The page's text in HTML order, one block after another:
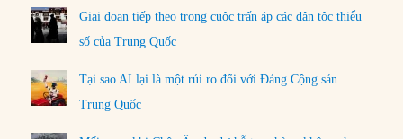
Giai đoạn tiếp theo trong cuộc trấn áp các dân tộc thiểu
số của Trung Quốc
Tại sao AI lại là một rủi ro đối với Đảng Cộng sản
Trung Quốc